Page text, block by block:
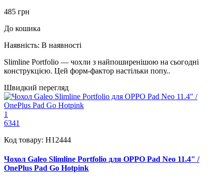
485 грн
До кошика
Наявність: В наявності
Slimline Portfolio — чохли з найпоширенішою на сьогодні
конструкцією. Цей форм-фактор настільки попу..
Швидкий перегляд
1
6341
Код товару: H12444
Чохол Galeo Slimline Portfolio для OPPO Pad Neo 11.4" /
OnePlus Pad Go Hotpink